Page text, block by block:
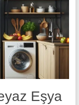
Eşya